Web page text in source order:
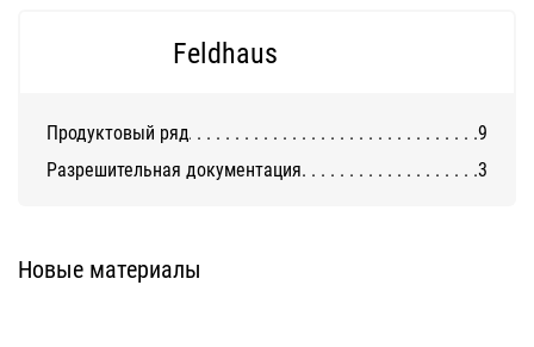
Feldhaus
Продуктовый ряд
9
Разрешительная документация
3
Новые материалы